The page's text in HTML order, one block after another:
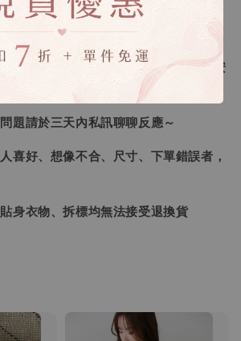
後要求取消訂單（下標前請三思與看清
門市、官網購入，皆為正品，您可以安
題請於三天內私訊聊聊反應～
喜好、想像不合、尺寸、下單錯誤者，
身衣物、拆標均無法接受退換貨